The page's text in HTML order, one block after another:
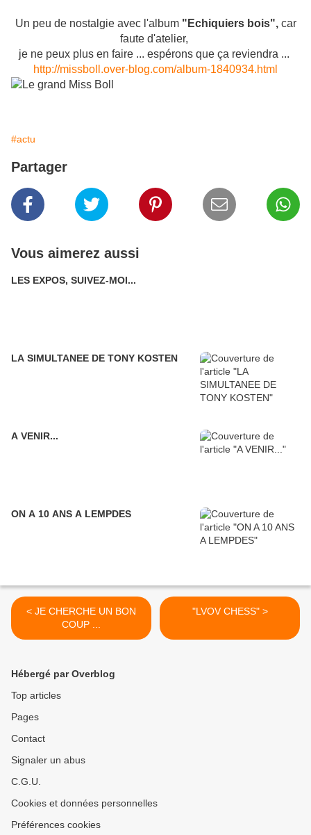
Un peu de nostalgie avec l'album "Echiquiers bois",car
faute d'atelier,
je ne peux plus en faire ... espérons que ça reviendra ...
http://missboll.over-blog.com/album-1840934.html
#actu
Partager
Vous aimerez aussi
LES EXPOS, SUIVEZ-MOI...
LA SIMULTANEE DE TONY KOSTEN
A VENIR...
ON A 10 ANS A LEMPDES
< JE CHERCHE UN BON
COUP ...
"LVOV CHESS" >
Hébergé par Overblog
Top articles
Pages
Contact
Signaler un abus
C.G.U.
Cookies et données personnelles
Préférences cookies